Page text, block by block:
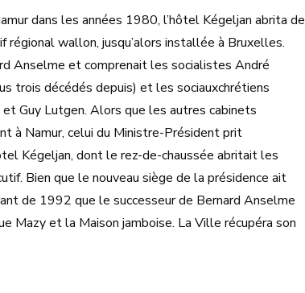
dans les années 1980, l’hôtel Kégeljan abrita de
wallon, jusqu’alors installée à Bruxelles.
Anselme et comprenait les socialistes André
trois décédés depuis) et les sociauxchrétiens
Guy Lutgen. Alors que les autres cabinets
à Namur, celui du Ministre-Président prit
Kégeljan, dont le rez-de-chaussée abritait les
Bien que le nouveau siège de la présidence ait
de 1992 que le successeur de Bernard Anselme
Mazy et la Maison jamboise. La Ville récupéra son